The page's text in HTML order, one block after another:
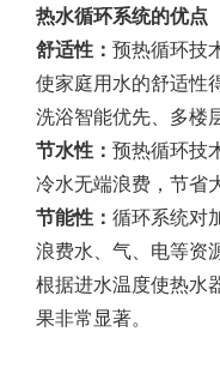
热水循环系统的优点
舒适性： 预热循环技
使家庭用水的舒适性
洗浴智能优先、多楼
节水性： 预热循环技
冷水无端浪费，节省
节能性： 循环系统对
浪费水、气、电等资
根据进水温度使热水
果非常显著。